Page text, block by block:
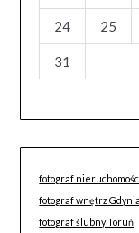
24 25
31
fotograf
fotograf wnętrz Gdynia
fotograf ślubny Toruń